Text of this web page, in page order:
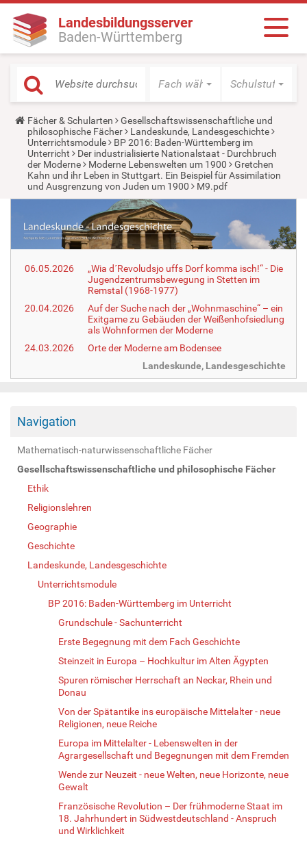
Landesbildungsserver
Baden-Württemberg
Fach wählen Schulstufe
Y
o
u
a
r
e
h
e
:
Fächer & Schularten
Gesellschaftswissenschaftliche und
philosophische Fächer
Landeskunde, Landesgeschichte
Unterrichtsmodule
BP 2016: Baden-Württemberg im
Unterricht
Der industrialisierte Nationalstaat - Durchbruch
der Moderne
Moderne Lebenswelten um 1900
Gretchen
Kahn und ihr Leben in Stuttgart. Ein Beispiel für Assimilation
und Ausgrenzung von Juden um 1900
M9.pdf
06.05.2026
„Wia d´Revoludsjo uffs Dorf komma isch!“ - Die
Jugendzentrumsbewegung in Stetten im
Remstal (1968-1977)
20.04.2026
Auf der Suche nach der „Wohnmaschine“ – ein
Exitgame zu Gebäuden der Weißenhofsiedlung
als Wohnformen der Moderne
24.03.2026
Orte der Moderne am Bodensee
Landeskunde, Landesgeschichte
Navigation
Mathematisch-naturwissenschaftliche Fächer
Gesellschaftswissenschaftliche und philosophische Fächer
Ethik
Religionslehren
Geographie
Geschichte
Landeskunde, Landesgeschichte
Unterrichtsmodule
BP 2016: Baden-Württemberg im Unterricht
Grundschule - Sachunterricht
Erste Begegnung mit dem Fach Geschichte
Steinzeit in Europa – Hochkultur im Alten Ägypten
Spuren römischer Herrschaft an Neckar, Rhein und
Donau
Von der Spätantike ins europäische Mittelalter - neue
Religionen, neue Reiche
Europa im Mittelalter - Lebenswelten in der
Agrargesellschaft und Begegnungen mit dem Fremden
Wende zur Neuzeit - neue Welten, neue Horizonte, neue
Gewalt
Französische Revolution – Der frühmoderne Staat im
18. Jahrhundert in Südwestdeutschland - Anspruch
und Wirklichkeit